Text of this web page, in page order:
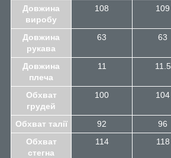
Довжина
виробу
108 109
Довжина
рукава
63 63
Довжина
плеча
11 11.5
Обхват
грудей
100 104
Обхват талії 92 96
Обхват
стегна
114 118